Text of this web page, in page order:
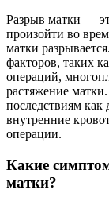
Разрыв матки —
произойти во
матки
факторов, таких
операций,
растяжение
последствиям как
внутренние
операции.
Какие
матки?